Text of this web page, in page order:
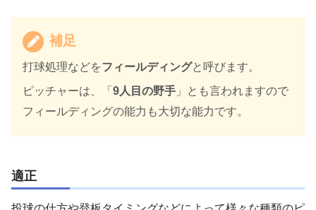
補足
打球処理などをフィールディングと呼びます。
ピッチャーは、「 9人目の野手 」とも言われますので
フィールディングの能力も大切な能力です。
適正